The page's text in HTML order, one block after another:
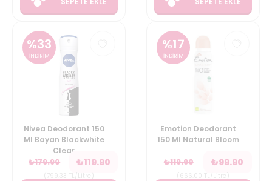
%33
İNDİRİM
Nivea Deodorant 150
Ml Bayan Blackwhite
Clear
₺179.90 ₺119.90
%17
İNDİRİM
Emotion Deodorant
150 Ml Natural Bloom
₺119.90 ₺99.90